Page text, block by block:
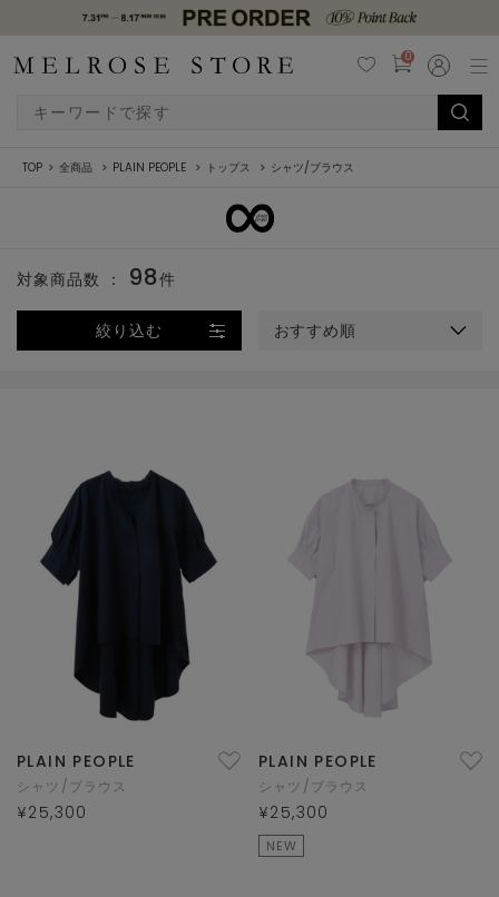
0
TOP 全商品 PLAIN PEOPLE トップス シャツ/ブラウス
絞り込む おすすめ順
対象商品数 ： 98件
PLAIN PEOPLE
シャツ/ブラウス
¥25,300
PLAIN PEOPLE
シャツ/ブラウス
¥25,300
NEW